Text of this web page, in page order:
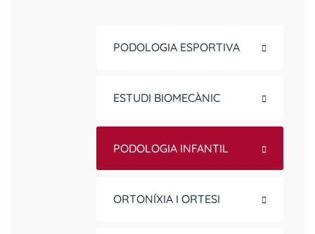
PODOLOGIA ESPORTIVA
ESTUDI BIOMECÀNIC
PODOLOGIA INFANTIL
ORTONÍXIA I ORTESI